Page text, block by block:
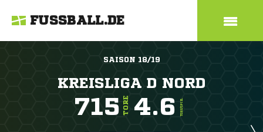
FUSSBALL.DE
SAISON 18/19
KREISLIGA D NORD
715 TORE 4.6 TORE/SPIEL